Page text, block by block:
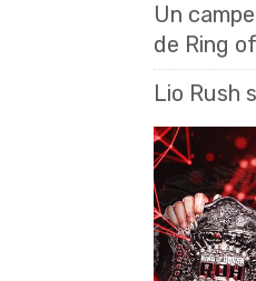
Un
de Ring
Lio Rush